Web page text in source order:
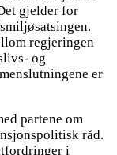
gjelder for
regjeringen
og
er
partene om
råd.
i